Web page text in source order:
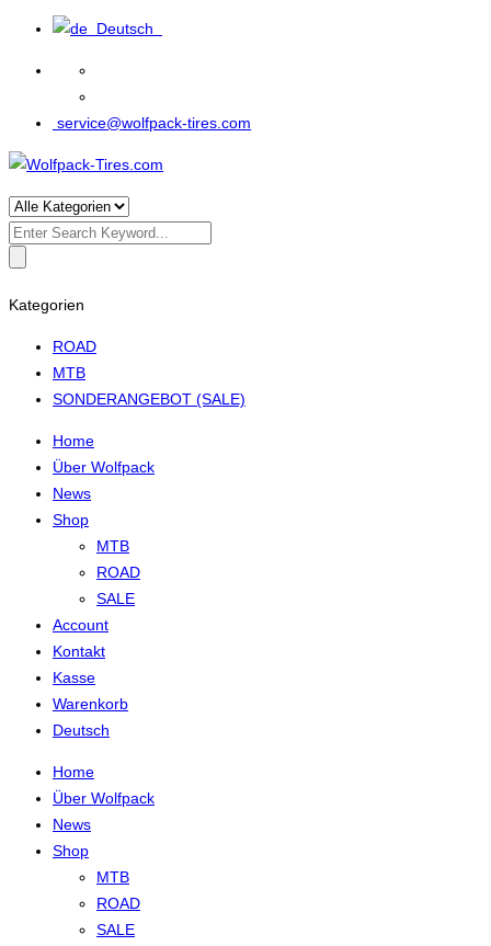
Deutsch
service@wolfpack-tires.com
Search
Kategorien
ROAD
MTB
SONDERANGEBOT (SALE)
Home
Über Wolfpack
News
Shop
MTB
ROAD
SALE
Account
Kontakt
Kasse
Warenkorb
Deutsch
Home
Über Wolfpack
News
Shop
MTB
ROAD
SALE